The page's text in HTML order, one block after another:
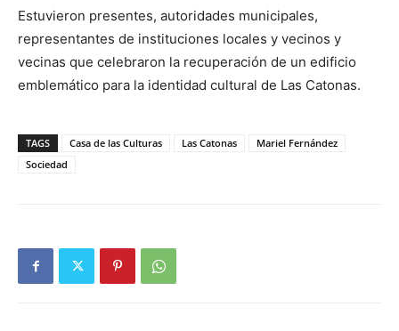
Estuvieron presentes, autoridades municipales,
representantes de instituciones locales y vecinos y
vecinas que celebraron la recuperación de un edificio
emblemático para la identidad cultural de Las Catonas.
TAGS Casa de las Culturas Las Catonas
Mariel Fernández
Sociedad